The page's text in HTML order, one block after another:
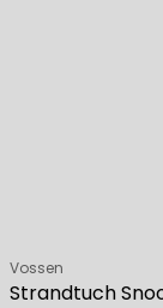
Strandtuch
Verkäufer:
Vossen